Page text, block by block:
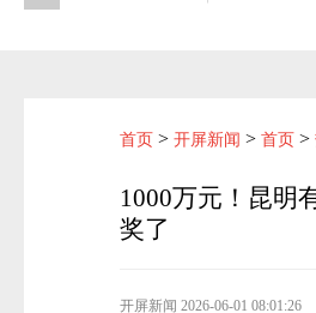
首页 > 开屏新闻 > 首页 >
1000万元！昆明
奖了
开屏新闻 2026-06-01 08:01:26